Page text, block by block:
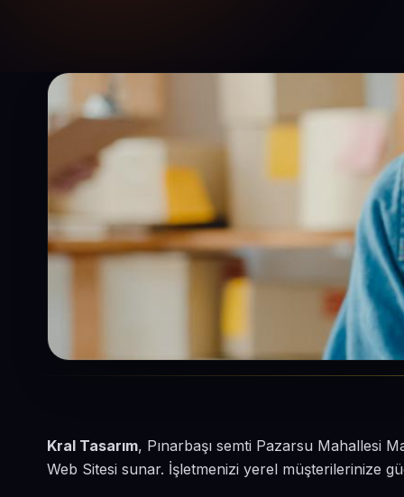
Kral Tasarım, Pınarbaşı semti Pazarsu Mahallesi
Web Sitesi sunar. İşletmenizi yerel müşterilerinize